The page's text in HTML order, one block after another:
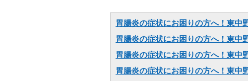
胃腸炎の症状にお困りの方へ！東中
胃腸炎の症状にお困りの方へ！東中
胃腸炎の症状にお困りの方へ！東中
胃腸炎の症状にお困りの方へ！東中